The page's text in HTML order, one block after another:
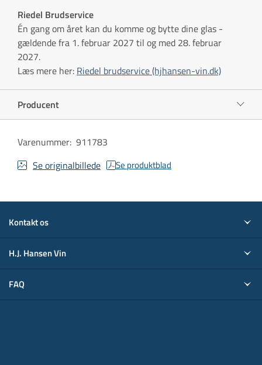
Riedel Brudservice
Én gang om året kan du komme og bytte dine glas -
gældende fra 1. februar 2027 til og med 28. februar
2027.
Læs mere her: Riedel brudservice (hjhansen-vin.dk)
Producent
Varenummer: 911783
Se originalbillede
Se produktblad
Kontakt os
H.J. Hansen Vin
FAQ